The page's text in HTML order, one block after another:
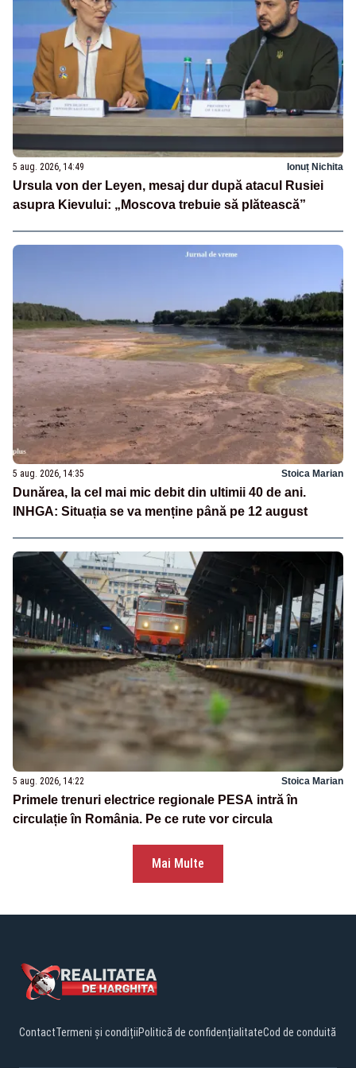
5 aug. 2026, 14:49 Ionuț Nichita
Ursula von der Leyen, mesaj dur după atacul Rusiei
asupra Kievului: „Moscova trebuie să plătească”
5 aug. 2026, 14:35 Stoica Marian
Dunărea, la cel mai mic debit din ultimii 40 de ani.
INHGA: Situația se va menține până pe 12 august
5 aug. 2026, 14:22 Stoica Marian
Primele trenuri electrice regionale PESA intră în
circulație în România. Pe ce rute vor circula
Mai Multe
ContactTermeni și condițiiPolitică de confidențialitateCod de conduită